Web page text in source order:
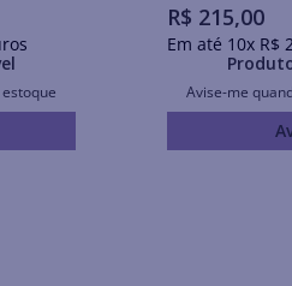
R$ 215,00
Em até 10x R$
Avise-me